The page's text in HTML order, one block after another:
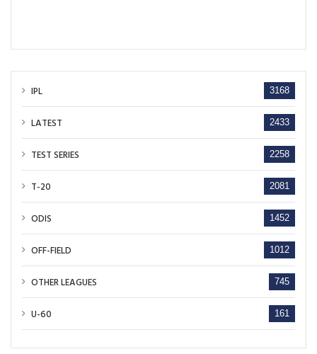
IPL 3168
LATEST 2433
TEST SERIES 2258
T-20 2081
ODIS 1452
OFF-FIELD 1012
OTHER LEAGUES 745
U-60 161